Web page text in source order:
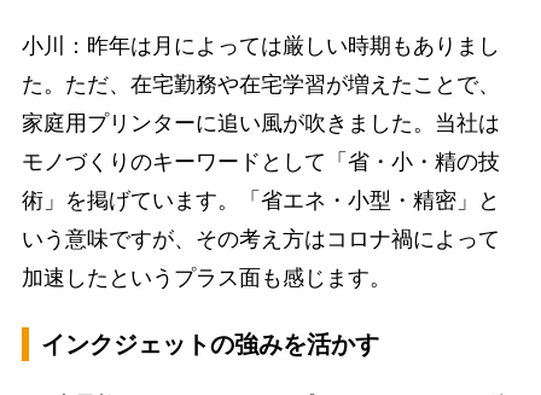
小川：昨年は月によっては厳しい時期もありまし
た。ただ、在宅勤務や在宅学習が増えたことで、
家庭用プリンターに追い風が吹きました。当社は
モノづくりのキーワードとして「省・小・精の技
術」を掲げています。「省エネ・小型・精密」と
いう意味ですが、その考え方はコロナ禍によって
加速したというプラス面も感じます。
インクジェットの強みを活かす